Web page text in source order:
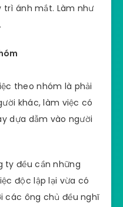
trì ánh mắt. Làm như
theo nhóm là phải
khác, làm việc có
dựa dẫm vào người
ty đều cần những
độc lập lại vừa có
các ông chủ đều nghĩ